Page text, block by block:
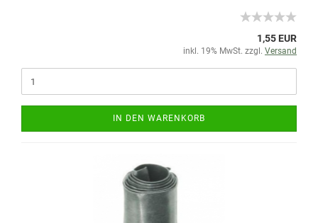
1,55 EUR
inkl. 19% MwSt. zzgl. Versand
IN DEN WARENKORB